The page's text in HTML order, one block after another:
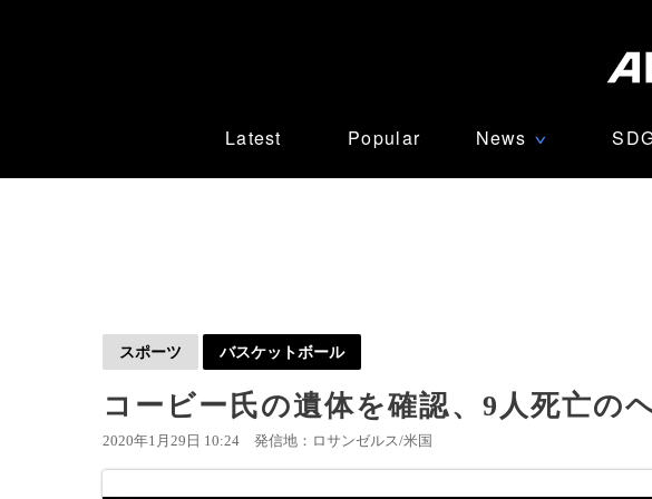
Latest Popular News ∨
スポーツ バスケットボール
コービー氏の遺体を確認、9人死亡の
2020年1月29日 10:24 発信地：ロサンゼルス/米国